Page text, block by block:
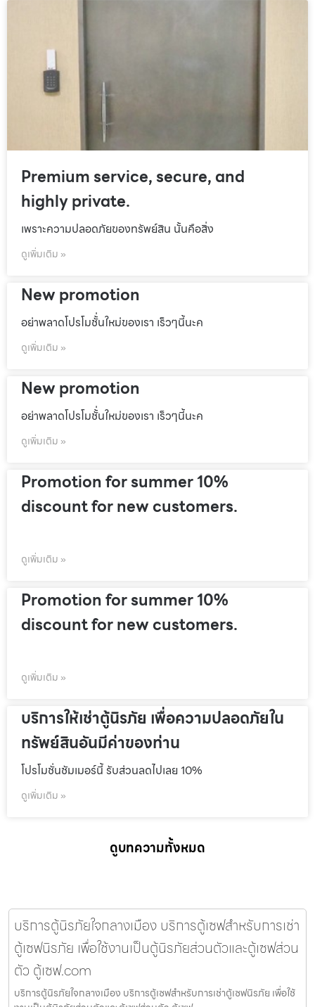
Premium service, secure, and
highly private.
เพราะความปลอดภัยของทรัพย์สิน นั้นคือสิ่ง
ดูเพิ่มเติม »
New promotion
อย่าพลาดโปรโมชั้่นใหม่ของเรา เร็วๆนี้นะค
ดูเพิ่มเติม »
New promotion
อย่าพลาดโปรโมชั้่นใหม่ของเรา เร็วๆนี้นะค
ดูเพิ่มเติม »
Promotion for summer 10%
discount for new customers.
ดูเพิ่มเติม »
Promotion for summer 10%
discount for new customers.
ดูเพิ่มเติม »
บริการให้เช่าตู้นิรภัย เพื่อความปลอดภัยใน
ทรัพย์สินอันมีค่าของท่าน
โปรโมชั่นชัมเมอร์นี้ รับส่วนลดไปเลย 10%
ดูเพิ่มเติม »
ดูบทความทั้งหมด
บริการตู้นิรภัยใจกลางเมือง บริการตู้เซฟสำหรับการเช่า
ตู้เซฟนิรภัย เพื่อใช้งานเป็นตู้นิรภัยส่วนตัวและตู้เซฟส่วน
ตัว ตู้เซฟ.com
บริการตู้นิรภัยใจกลางเมือง บริการตู้เซฟสำหรับการเช่าตู้เซฟนิรภัย เพื่อใช้